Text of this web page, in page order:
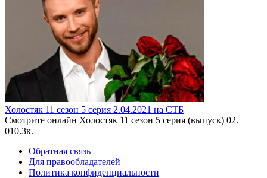
Холостяк 11 сезон 5 серия 2.04.2021 на СТБ
Смотрите онлайн Холостяк 11 сезон 5 серия (выпуск) 02.
010.3к.
Обратная связь
Для правообладателей
Политика конфиденциальности